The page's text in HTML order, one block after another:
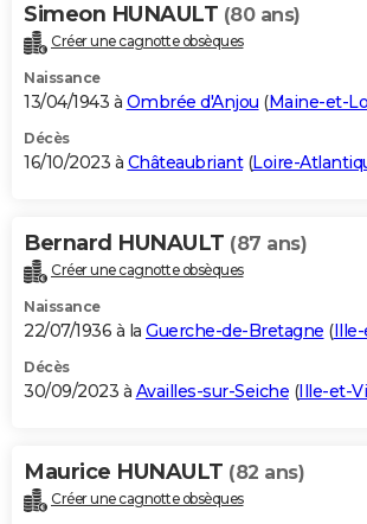
Simeon HUNAULT (80 ans)
Créer une cagnotte obsèques
Naissance
13/04/1943 à Ombrée d'Anjou (Maine-et-
Décès
16/10/2023 à Châteaubriant(Loire-
Bernard HUNAULT (87 ans)
Créer une cagnotte obsèques
Naissance
22/07/1936 à la Guerche-de-Bretagne (Ille-
Décès
30/09/2023 à Availles-sur-Seiche (Ille-et-
Maurice HUNAULT (82 ans)
Créer une cagnotte obsèques